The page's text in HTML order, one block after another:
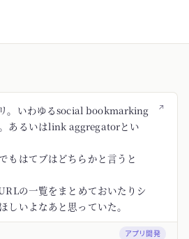
↗
。いわゆるsocial bookmarking
あるいはlink aggregatorとい
もはてブはどちらかと言うと
の一覧をまとめておいたりシ
しいよなあと思っていた。
アプリ開発